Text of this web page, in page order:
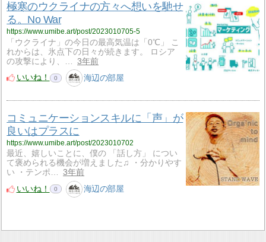
極寒のウクライナの方々へ想いを馳せ
る。No War
https://www.umibe.art/post/2023010705-5
「ウクライナ」の今日の最高気温は「0℃」 こ
れからは、氷点下の日々が続きます。 ロシア
の攻撃により、…
3年前
いいね！
0 海辺の部屋
コミュニケーションスキルに「声」が
良いはプラスに
https://www.umibe.art/post/2023010702
最近、嬉しいことに、僕の 「話し方」 につい
て褒められる機会が増えました♫ ・分かりやす
い ・テンポ…
3年前
いいね！
0 海辺の部屋